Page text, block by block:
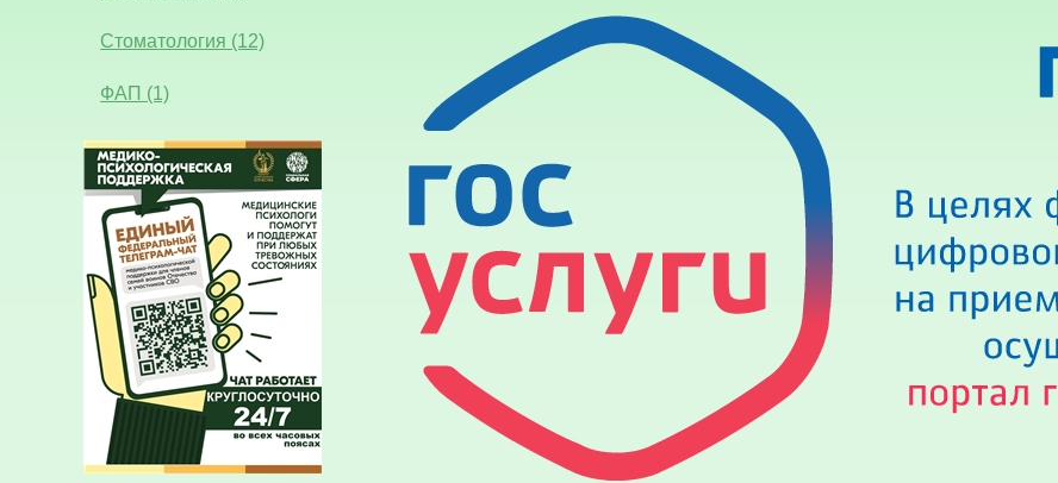
Стоматология (12)
ФАП (1)